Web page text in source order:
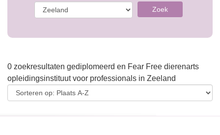
Zoek
0 zoekresultaten gediplomeerd en Fear Free dierenarts
opleidingsinstituut voor professionals in Zeeland